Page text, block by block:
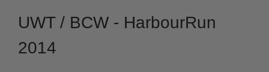
UWT / BCW - HarbourRun
2014